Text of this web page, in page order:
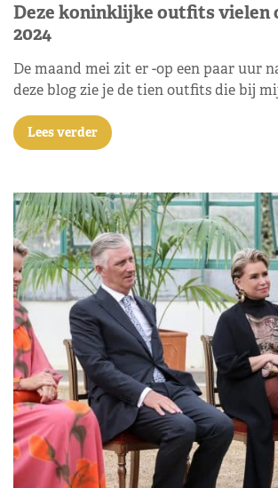
Deze koninklijke outfits vielen
2024
De maand mei zit er -op een paar uur
deze blog zie je de tien outfits die bij
Lees verder